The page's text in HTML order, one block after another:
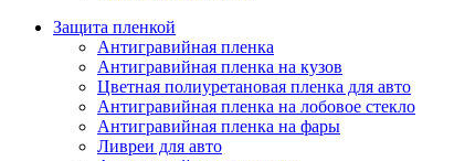
Защита пленкой
Антигравийная пленка
Антигравийная пленка на кузов
Цветная полиуретановая пленка для авто
Антигравийная пленка на лобовое стекло
Антигравийная пленка на фары
Ливреи для авто